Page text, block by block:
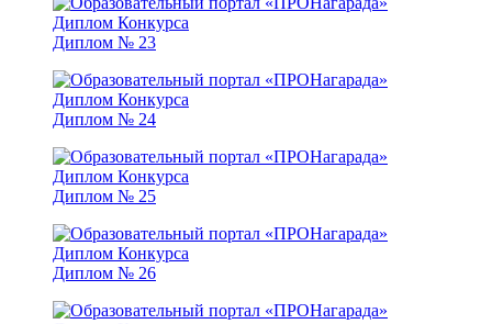
Диплом № 23
Диплом № 24
Диплом № 25
Диплом № 26